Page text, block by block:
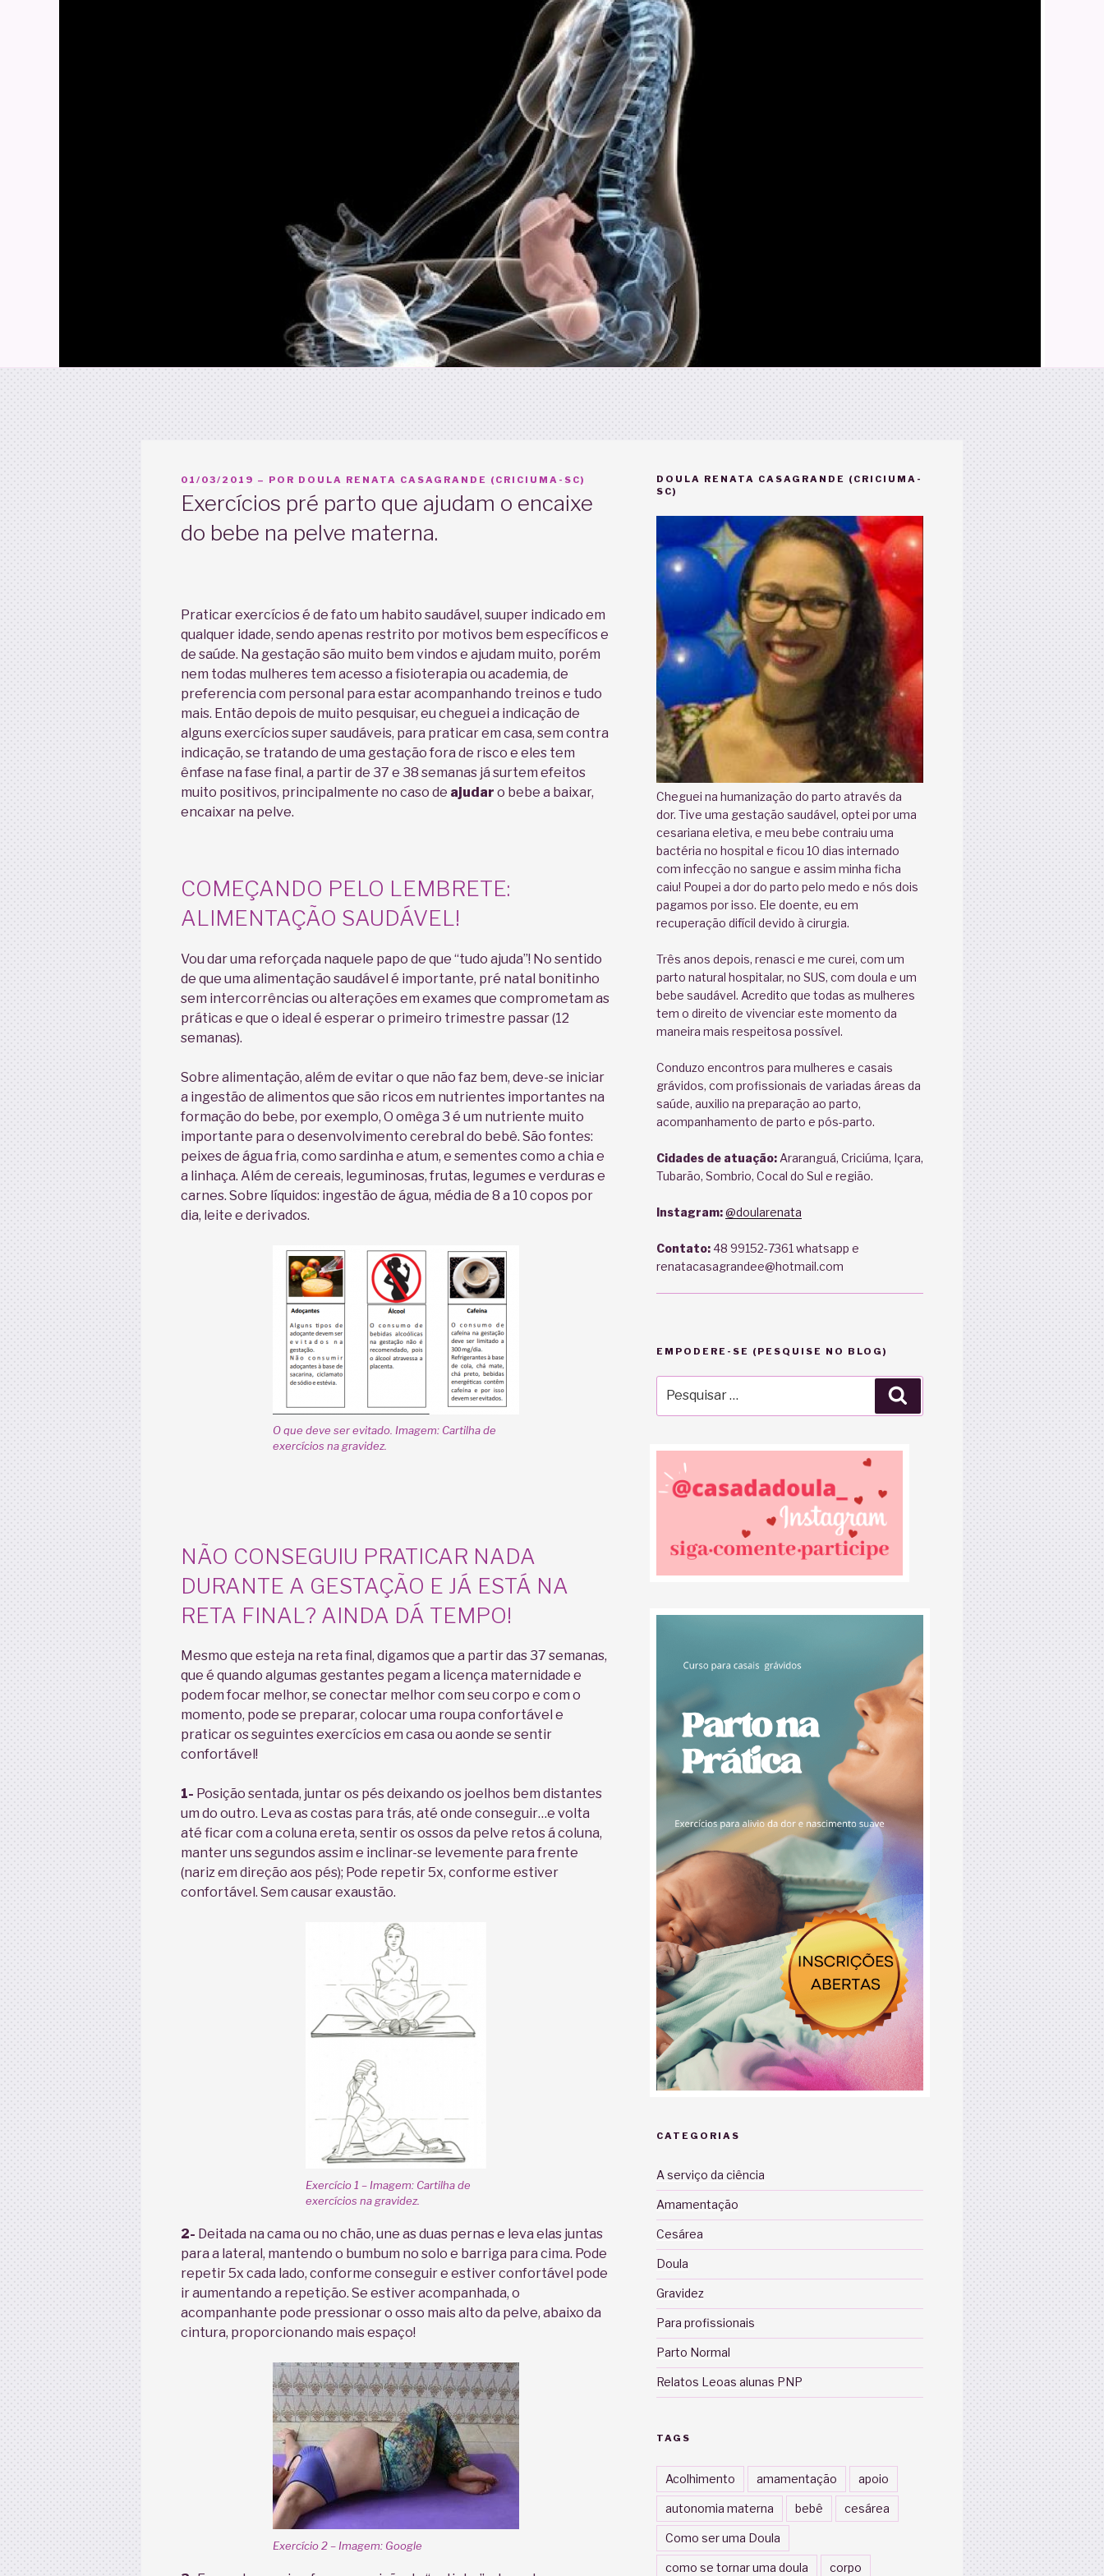
PUBLICADO
01/03/2019 – POR DOULA RENATA CASAGRANDE (CRICIUMA-SC)
Exercícios pré parto que ajudam o encaixe
do bebe na pelve materna.
Praticar exercícios é de fato um habito saudável, suuper indicado em
qualquer idade, sendo apenas restrito por motivos bem específicos e
de saúde. Na gestação são muito bem vindos e ajudam muito, porém
nem todas mulheres tem acesso a fisioterapia ou academia, de
preferencia com personal para estar acompanhando treinos e tudo
mais. Então depois de muito pesquisar, eu cheguei a indicação de
alguns exercícios super saudáveis, para praticar em casa, sem contra
indicação, se tratando de uma gestação fora de risco e eles tem
ênfase na fase final, a partir de 37 e 38 semanas já surtem efeitos
muito positivos, principalmente no caso de ajudar o bebe a baixar,
encaixar na pelve.
COMEÇANDO PELO LEMBRETE:
ALIMENTAÇÃO SAUDÁVEL!
Vou dar uma reforçada naquele papo de que “tudo ajuda”! No sentido
de que uma alimentação saudável é importante, pré natal bonitinho
sem intercorrências ou alterações em exames que comprometam as
práticas e que o ideal é esperar o primeiro trimestre passar (12
semanas).
Sobre alimentação, além de evitar o que não faz bem, deve-se iniciar
a ingestão de alimentos que são ricos em nutrientes importantes na
formação do bebe, por exemplo, O omêga 3 é um nutriente muito
importante para o desenvolvimento cerebral do bebê. São fontes:
peixes de água fria, como sardinha e atum, e sementes como a chia e
a linhaça. Além de cereais, leguminosas, frutas, legumes e verduras e
carnes. Sobre líquidos: ingestão de água, média de 8 a 10 copos por
dia, leite e derivados.
O que deve ser evitado. Imagem: Cartilha de
exercícios na gravidez.
NÃO CONSEGUIU PRATICAR NADA
DURANTE A GESTAÇÃO E JÁ ESTÁ NA
RETA FINAL? AINDA DÁ TEMPO!
Mesmo que esteja na reta final, digamos que a partir das 37 semanas,
que é quando algumas gestantes pegam a licença maternidade e
podem focar melhor, se conectar melhor com seu corpo e com o
momento, pode se preparar, colocar uma roupa confortável e
praticar os seguintes exercícios em casa ou aonde se sentir
confortável!
1- Posição sentada, juntar os pés deixando os joelhos bem distantes
um do outro. Leva as costas para trás, até onde conseguir…e volta
até ficar com a coluna ereta, sentir os ossos da pelve retos á coluna,
manter uns segundos assim e inclinar-se levemente para frente
(nariz em direção aos pés); Pode repetir 5x, conforme estiver
confortável. Sem causar exaustão.
Exercício 1 – Imagem: Cartilha de
exercícios na gravidez.
2- Deitada na cama ou no chão, une as duas pernas e leva elas juntas
para a lateral, mantendo o bumbum no solo e barriga para cima. Pode
repetir 5x cada lado, conforme conseguir e estiver confortável pode
ir aumentando a repetição. Se estiver acompanhada, o
acompanhante pode pressionar o osso mais alto da pelve, abaixo da
cintura, proporcionando mais espaço!
Exercício 2 – Imagem: Google
DOULA RENATA CASAGRANDE (CRICIUMA-
SC)
Cheguei na humanização do parto através da
dor. Tive uma gestação saudável, optei por uma
cesariana eletiva, e meu bebe contraiu uma
bactéria no hospital e ficou 10 dias internado
com infecção no sangue e assim minha ficha
caiu! Poupei a dor do parto pelo medo e nós dois
pagamos por isso. Ele doente, eu em
recuperação difícil devido à cirurgia.
Três anos depois, renasci e me curei, com um
parto natural hospitalar, no SUS, com doula e um
bebe saudável. Acredito que todas as mulheres
tem o direito de vivenciar este momento da
maneira mais respeitosa possível.
Conduzo encontros para mulheres e casais
grávidos, com profissionais de variadas áreas da
saúde, auxilio na preparação ao parto,
acompanhamento de parto e pós-parto.
Cidades de atuação:Araranguá, Criciúma, Içara,
Tubarão, Sombrio, Cocal do Sul e região.
Instagram:@doularenata
Contato:48 99152-7361 whatsapp e
renatacasagrandee@hotmail.com
EMPODERE-SE (PESQUISE NO BLOG)
por:
CATEGORIAS
A serviço da ciência
Amamentação
Cesárea
Doula
Gravidez
Para profissionais
Parto Normal
Relatos Leoas alunas PNP
TAGS
Acolhimento amamentação apoio
autonomia materna bebê cesárea
Como ser uma Doula
como se tornar uma doula corpo